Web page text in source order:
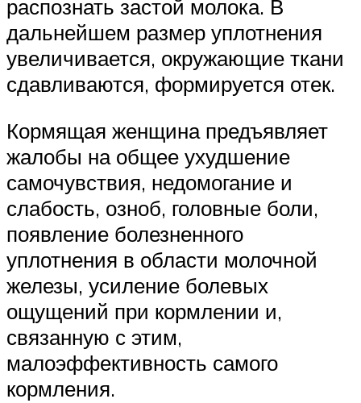
распознать застой молока. В
дальнейшем размер уплотнения
увеличивается, окружающие ткани
сдавливаются, формируется отек.
Кормящая женщина предъявляет
жалобы на общее ухудшение
самочувствия, недомогание и
слабость, озноб, головные боли,
появление болезненного
уплотнения в области молочной
железы, усиление болевых
ощущений при кормлении и,
связанную с этим,
малоэффективность самого
кормления.